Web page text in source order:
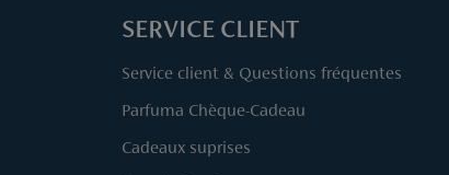
SERVICE CLIENT
Service client & Questions fréquentes
Parfuma Chèque-Cadeau
Cadeaux suprises